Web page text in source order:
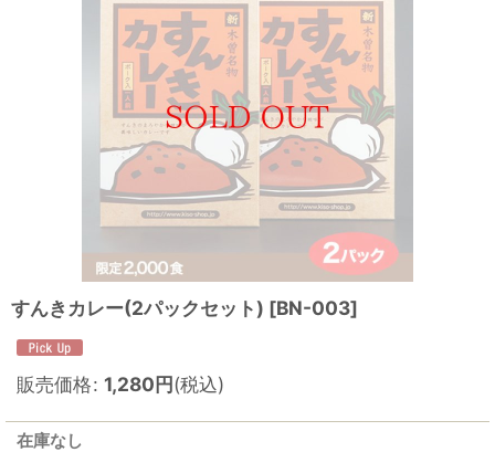
すんきカレー(2パックセット) [BN-003]
販売価格: 1,280円(税込)
在庫なし